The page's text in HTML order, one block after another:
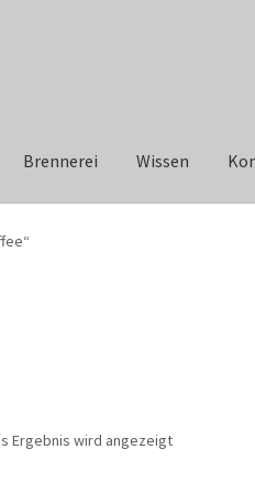
Brennerei Wissen
Ergebnis wird angezeigt